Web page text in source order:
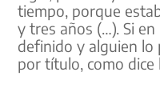
tiempo, porque
y tres años (…). Si
definido y alguien lo
por título, como dice